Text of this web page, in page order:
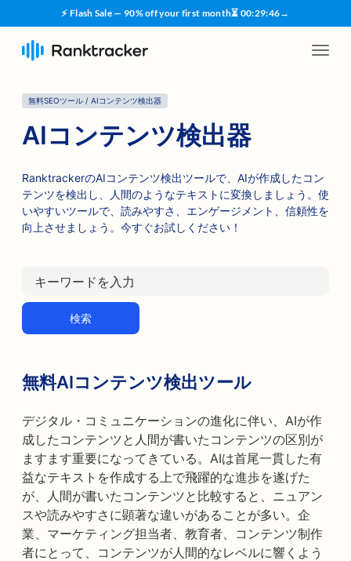
⚡ Flash Sale — 90% off your first month⏳ 00:29:45→
無料SEOツール / AIコンテンツ検出器
AIコンテンツ検出器
RanktrackerのAIコンテンツ検出ツールで、AIが作成したコン
テンツを検出し、人間のようなテキストに変換しましょう。使
いやすいツールで、読みやすさ、エンゲージメント、信頼性を
向上させましょう。今すぐお試しください！
検索
無料AIコンテンツ検出ツール
デジタル・コミュニケーションの進化に伴い、AIが作
成したコンテンツと人間が書いたコンテンツの区別が
ますます重要になってきている。AIは首尾一貫した有
益なテキストを作成する上で飛躍的な進歩を遂げた
が、人間が書いたコンテンツと比較すると、ニュアン
スや読みやすさに顕著な違いがあることが多い。企
業、マーケティング担当者、教育者、コンテンツ制作
者にとって、コンテンツが人間的なレベルに響くよう